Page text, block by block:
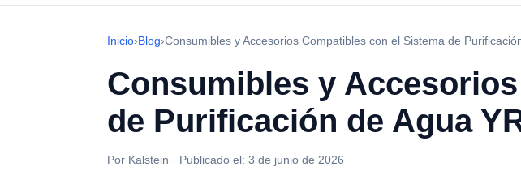
Inicio›Blog›Consumibles y Accesorios Compatibles con el Sistema de
Consumibles y
de Purificación de Agua
Por Kalstein · Publicado el: 3 de junio de 2026